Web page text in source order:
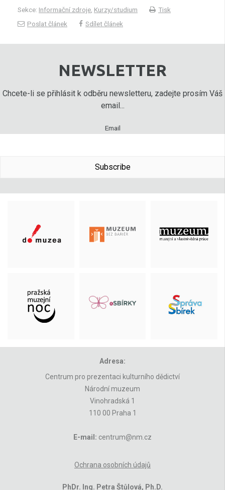
Sekce: Informační zdroje Kurzy/studium
Tisk
Poslat článek
Sdílet článek
NEWSLETTER
Chcete-li se přihlásit k odběru newsletteru, zadejte prosím Váš
email...
Email
Subscribe
Adresa:
Centrum pro prezentaci kulturního dědictví
Národní muzeum
Vinohradská 1
110 00 Praha 1
E-mail: centrum@nm.cz
Ochrana osobních údajů
PhDr. Ing. Petra Štůlová, Ph.D.